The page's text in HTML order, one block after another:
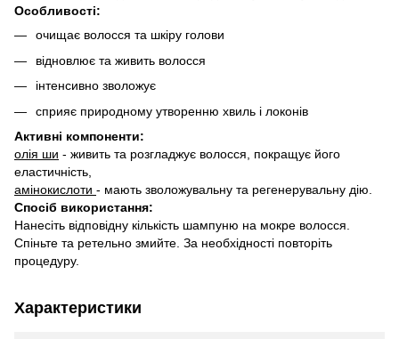
Особливості:
очищає волосся та шкіру голови
відновлює та живить волосся
інтенсивно зволожує
сприяє природному утворенню хвиль і локонів
Активні компоненти:
олія ши - живить та розгладжує волосся, покращує його
еластичність,
амінокислоти - мають зволожувальну та регенерувальну дію.
Спосіб використання:
Нанесіть відповідну кількість шампуню на мокре волосся.
Спіньте та ретельно змийте. За необхідності повторіть
процедуру.
Характеристики